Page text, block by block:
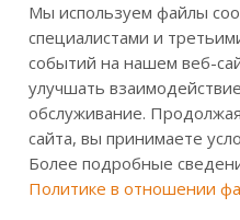
2016-2026 ©
сейфов Valberg и
Продажа сейфов для
шкафов, стеллажей,
Информация о
характеристиках,
характер и не
Мы используем файлы
специалистами и
событий на нашем веб-
улучшать
обслуживание.
сайта, вы принимаете
Более подробные
Политике в отношении